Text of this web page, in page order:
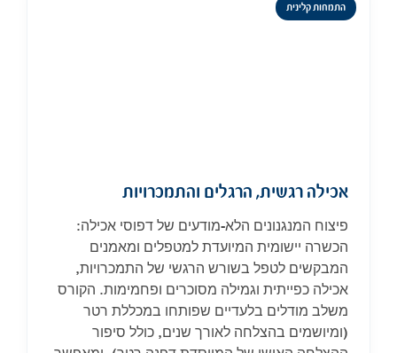
התמחות קלינית
אכילה רגשית, הרגלים והתמכרויות
פיצוח המנגנונים הלא-מודעים של דפוסי אכילה:
הכשרה יישומית המיועדת למטפלים ומאמנים
המבקשים לטפל בשורש הרגשי של התמכרויות,
אכילה כפייתית וגמילה מסוכרים ופחמימות. הקורס
משלב מודלים בלעדיים שפותחו במכללת רטר
(ומיושמים בהצלחה לאורך שנים, כולל סיפור